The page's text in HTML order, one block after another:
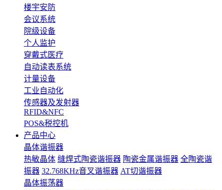
楼宇安防
会议系统
院级设备
个人监护
穿戴式医疗
自动读表系统
计量设备
工业自动化
传感器及发射器
RFID&NFC
POS&税控机
产品中心
晶体谐振器
热敏晶体 缝焊式陶瓷谐振器 陶瓷金属谐振器 全陶瓷谐
振器 32.768KHz音叉谐振器 AT切谐振器
晶体振荡器